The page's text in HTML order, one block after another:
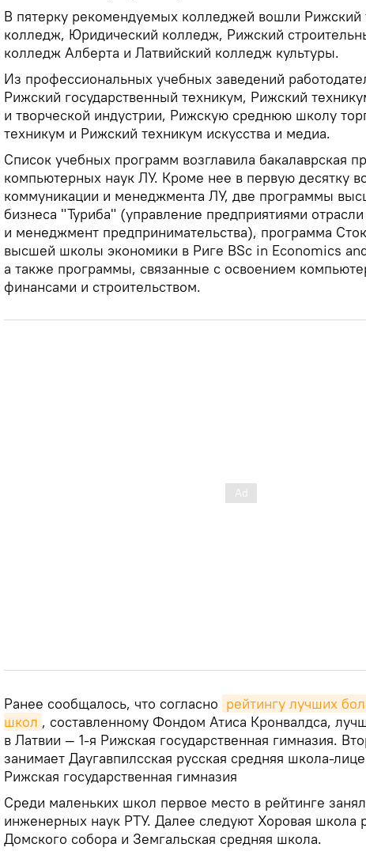
В пятерку рекомендуемых колледжей вошли Рижский
колледж, Юридический колледж, Рижский
колледж Алберта и Латвийский колледж культуры.
Из профессиональных учебных заведений
Рижский государственный техникум, Рижский
и творческой индустрии, Рижскую среднюю школу
техникум и Рижский техникум искусства и медиа.
Список учебных программ возглавила бакалаврская
компьютерных наук ЛУ. Кроме нее в первую десятку
коммуникации и менеджмента ЛУ, две программы
бизнеса "Туриба" (управление предприятиями
и менеджмент предпринимательства), программа
высшей школы экономики в Риге BSc in Economics
а также программы, связанные с освоением
финансами и строительством.
Ранее сообщалось, что согласно рейтингу лучших
школ , составленному Фондом Атиса Кронвалдса,
в Латвии — 1-я Рижская государственная гимназия.
занимает Даугавпилсская русская средняя школа-
Рижская государственная гимназия
Среди маленьких школ первое место в рейтинге
инженерных наук РТУ. Далее следуют Хоровая школа
Домского собора и Земгальская средняя школа.